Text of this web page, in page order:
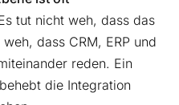
tut nicht weh, dass das
dass CRM, ERP und
reden. Ein
die Integration